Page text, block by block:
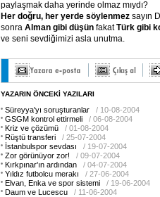
paylaşmak daha yerinde olmaz mıydı?
Her doğru, her yerde söylenmez sayın
sonra Alman gibi düşün fakatTürk gibi
ve seni sevdiğimizi asla unutma.
YAZARIN ÖNCEKİ YAZILARI
Süreyya'yı soruşturanlar
/ 10-08-2004
GSGM kontrol ettirmeli
/ 06-08-2004
Kriz ve çözümü
/ 01-08-2004
Rüştü transferi
/ 25-07-2004
İstanbulspor sevdası
/ 19-07-2004
Zor görünüyor zor!
/ 09-07-2004
Kırkpınar'ın ardından
/ 04-07-2004
Yıldız futbolcu merakı
/ 27-06-2004
Elvan, Enka ve spor sistemi
/ 19-06-2004
Daum ve Lucescu
/ 11-06-2004